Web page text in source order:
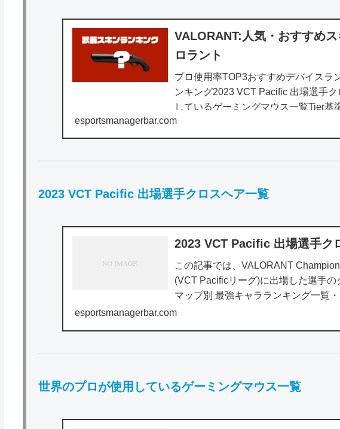
VALORANT:人気・おすすめ
ロラント
プロ使用率TOP3おすすめデバイスラ
ンキング2023 VCT Pacific 出場選手
しているゲーミングマウス一覧Tier基
買って間違いない。課...
esportsmanagerbar.com
2023 VCT Pacific 出場選手クロスヘア一覧
2023 VCT Pacific 出場選手ク
この記事では、VALORANT
(VCT Pacificリーグ)に出場した選手の
マップ別 最強キャラランキング一覧
すめ10選...
esportsmanagerbar.com
世界のプロが使用しているゲーミングマウス一覧